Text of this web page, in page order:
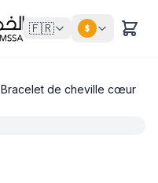
🇫🇷 $
Bracelet de cheville cœur